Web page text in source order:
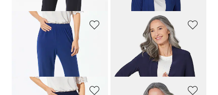
+ 3
GOLDNER
Comfortabele slinky broek VERA
Soepelvallend, lang jersey jasje
119,95 €
+ 3